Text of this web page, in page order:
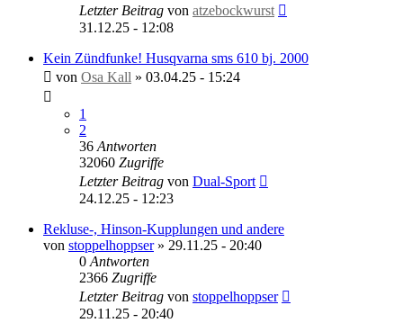
Letzter Beitrag von atzebockwurst
31.12.25 - 12:08
Kein Zündfunke! Husqvarna sms 610 bj. 2000
von Osa Kall » 03.04.25 - 15:24
1
2
36 Antworten
32060 Zugriffe
Letzter Beitrag von Dual-Sport
24.12.25 - 12:23
Rekluse-, Hinson-Kupplungen und andere
von stoppelhoppser» 29.11.25 - 20:40
0 Antworten
2366 Zugriffe
Letzter Beitrag von stoppelhoppser
29.11.25 - 20:40